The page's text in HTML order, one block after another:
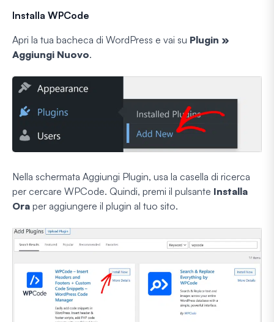
Installa WPCode
Apri la tua bacheca di WordPress e vai su Plugin »
Aggiungi Nuovo.
Nella schermata Aggiungi Plugin, usa la casella di ricerca
per cercare WPCode. Quindi, premi il pulsante Installa
Ora per aggiungere il plugin al tuo sito.